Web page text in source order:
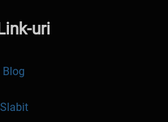
Link-uri
Blog
Slabit